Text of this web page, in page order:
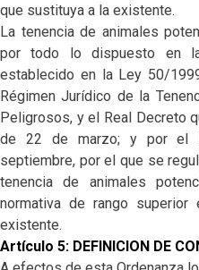
que sustituya a la existente.
La tenencia de animales
por todo lo dispuesto en
establecido en la Ley 50/
Régimen Jurídico de la
Peligrosos, y el Real Decreto
de 22 de marzo; y por el
septiembre, por el que se
tenencia de animales
normativa de rango
existente.
Artículo 5: DEFINICION DE